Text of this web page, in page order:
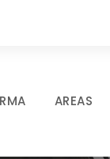
AREAS